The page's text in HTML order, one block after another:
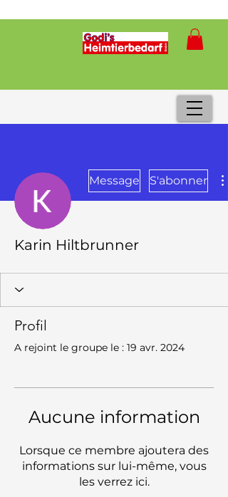
Message S'abonner
Karin Hiltbrunner
Profil
A rejoint le groupe le : 19 avr. 2024
Aucune information
Lorsque ce membre ajoutera des
informations sur lui-même, vous
les verrez ici.